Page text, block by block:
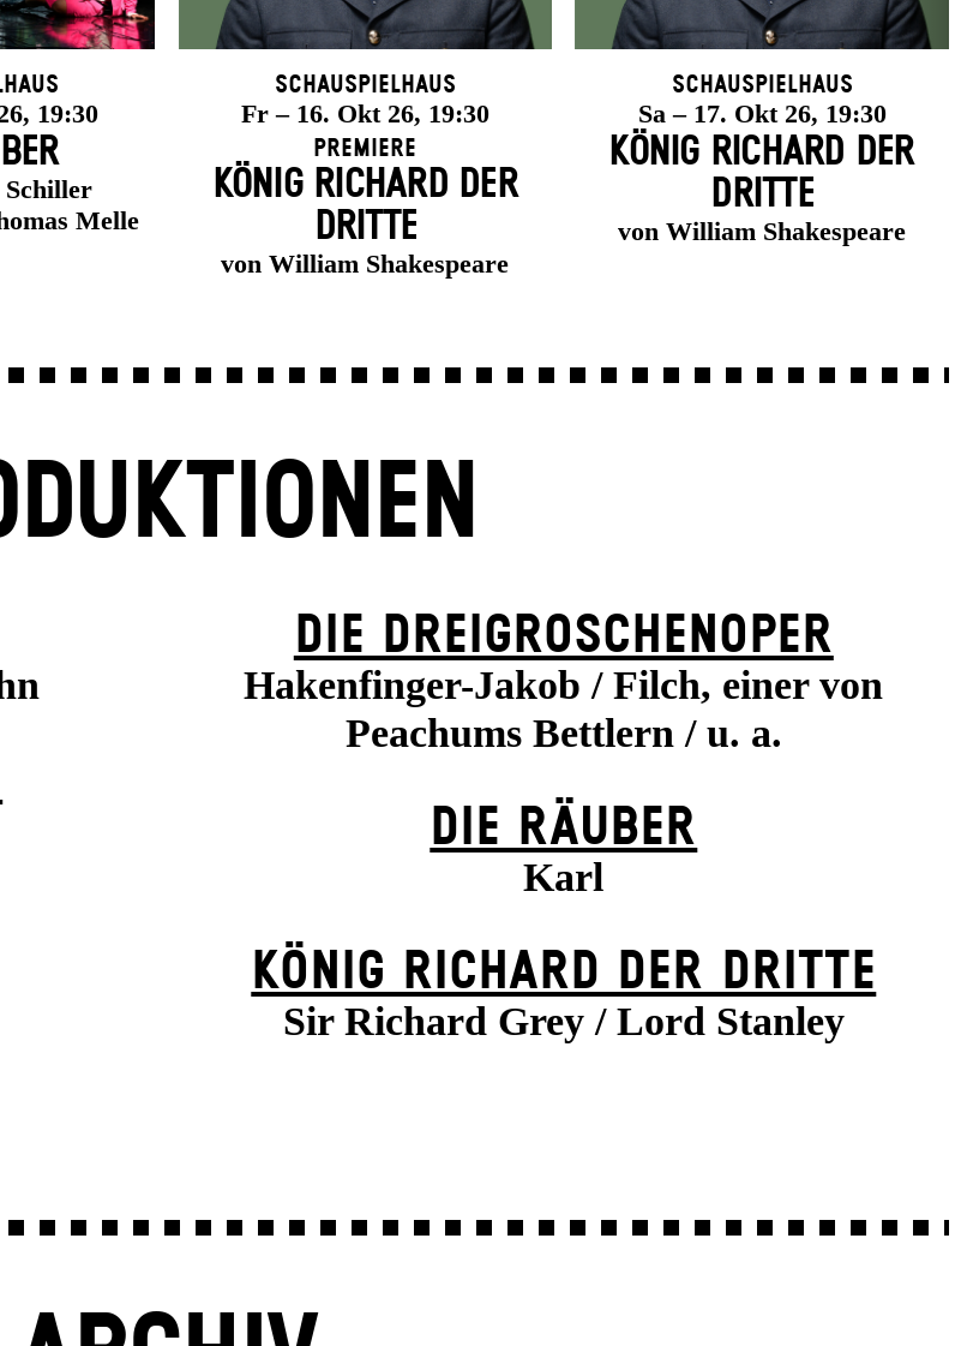
19:30
Melle
Schauspielhaus
Fr – 16. Okt 26, 19:30
Premiere
KÖNIG RICHARD DER
DRITTE
von William Shakespeare
Schauspielhaus
Sa – 17. Okt 26, 19:30
KÖNIG RICHARD DER
DRITTE
von William Shakespeare
DIE DREI­GROSCHEN­OPER
Hakenfinger-Jakob / Filch, einer von
Peachums Bettlern / u. a.
DIE RÄUBER
Karl
KÖNIG RICHARD DER DRITTE
Sir Richard Grey / Lord Stanley